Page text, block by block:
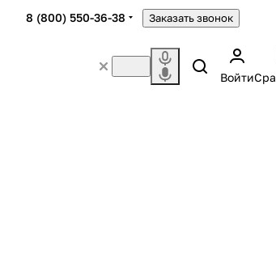
8 (800) 550-36-38 Заказать звонок
Войти